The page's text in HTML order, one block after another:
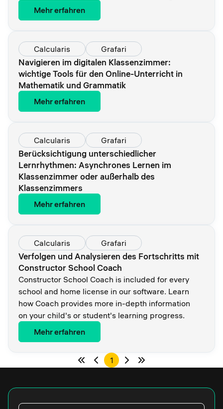
Mehr erfahren
Calcularis Grafari
Navigieren im digitalen Klassenzimmer:
wichtige Tools für den Online-Unterricht in
Mathematik und Grammatik
Mehr erfahren
Calcularis Grafari
Berücksichtigung unterschiedlicher
Lernrhythmen: Asynchrones Lernen im
Klassenzimmer oder außerhalb des
Klassenzimmers
Mehr erfahren
Calcularis Grafari
Verfolgen und Analysieren des Fortschritts mit
Constructor School Coach
Constructor School Coach is included for every
school and home license in our software. Learn
how Coach provides more in-depth information
on your child's or student's learning progress.
Mehr erfahren
1